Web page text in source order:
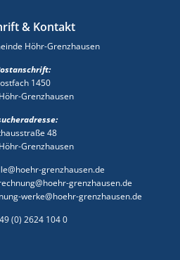
& Kontakt
Höhr-Grenzhausen
1450
Grenzhausen
48
Grenzhausen
grenzhausen.de
grenzhausen.de
werke@hoehr-grenzhausen.de
(0) 2624 104 0